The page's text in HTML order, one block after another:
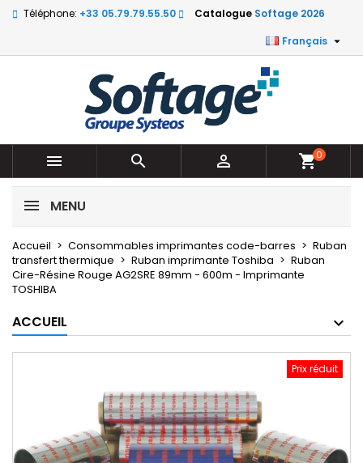
Téléphone: +33 05.79.79.55.50 Catalogue Softage 2026
Français 
   shopping_cart0
MENU
Accueil Consommables imprimantes code-barres
Ruban
transfert thermique
Ruban imprimante Toshiba
Ruban
Cire-Résine Rouge AG2SRE 89mm - 600m - Imprimante
TOSHIBA
ACCUEIL
Prix réduit